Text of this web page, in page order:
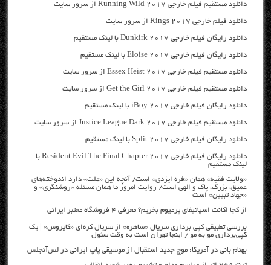
دانلود مستقیم فیلم خارجی Running Wild 2017 از سرور سایت
دانلود فیلم خارجی Rings 2017 از سرور سایت
دانلود رایگان فیلم خارجی Dunkirk 2017 با لینک مستقیم
دانلود رایگان فیلم خارجی Eloise 2017 با لینک مستقیم
دانلود مستقیم فیلم خارجی Essex Heist 2017 از سرور سایت
دانلود مستقیم فیلم خارجی Get the Girl 2017 از سرور سایت
دانلود رایگان فیلم خارجی iBoy 2017 با لینک مستقیم
دانلود مستقیم فیلم خارجی Justice League Dark 2017 از سرور سایت
دانلود رایگان فیلم خارجی Split 2017 با لینک مستقیم
دانلود رایگان فیلم خارجی Resident Evil The Final Chapter 2017 با
لینک مستقیم
«ولایت فقیه» همان «فره ایزدی» است/ آنچه این «ملت» دارد اندوخته‌های
عمیق، بزرگ، پاک و الهی است/ روایت امروز ما همان مسئله «روشنگری» و
«جهاد تبیین» است
از کجا اکانت اسپاتیفای پرمیوم بخریم؟ معرفی ۴ فروشگاه معتبر ایرانی
بررسی تطبیقی کپی برداری سریال «ساهره» از سریال کره‌ای «کایروس» | یک
کپی‌برداری مو به مو / اینجا تهران است به وقت سئول
بهنام بانی در آمریکا: موج جدید استقبال از موسیقی پاپ ایرانی در لس‌آنجلس